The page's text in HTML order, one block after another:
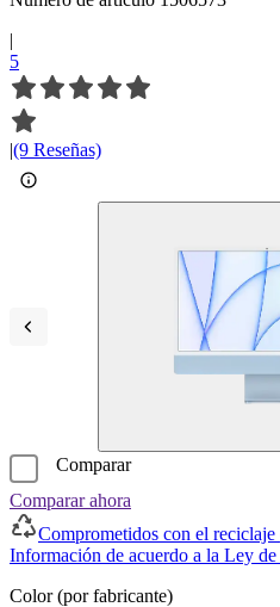
|
5
|(9 Reseñas)
Comparar
Comparar ahora
Comprometidos con el
Información de acuerdo a la Ley
Color (por fabricante)